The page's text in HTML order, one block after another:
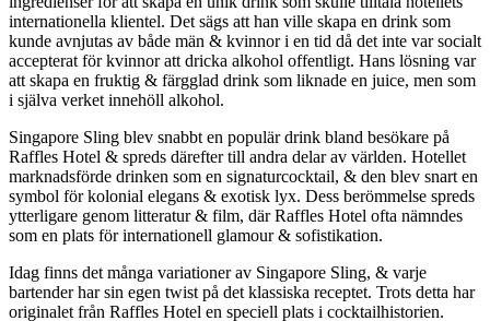
internationella klientel. Det sägs att han ville skapa en drink som
kunde avnjutas av både män & kvinnor i en tid då det inte var socialt
accepterat för kvinnor att dricka alkohol offentligt. Hans lösning var
att skapa en fruktig & färgglad drink som liknade en juice, men som
i själva verket innehöll alkohol.
Singapore Sling blev snabbt en populär drink bland besökare på
Raffles Hotel & spreds därefter till andra delar av världen. Hotellet
marknadsförde drinken som en signaturcocktail, & den blev snart en
symbol för kolonial elegans & exotisk lyx. Dess berömmelse spreds
ytterligare genom litteratur & film, där Raffles Hotel ofta nämndes
som en plats för internationell glamour & sofistikation.
Idag finns det många variationer av Singapore Sling, & varje
bartender har sin egen twist på det klassiska receptet. Trots detta har
originalet från Raffles Hotel en speciell plats i cocktailhistorien.